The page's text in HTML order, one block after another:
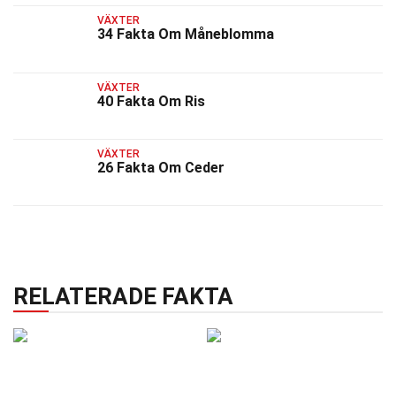
VÄXTER
34 Fakta Om Måneblomma
VÄXTER
40 Fakta Om Ris
VÄXTER
26 Fakta Om Ceder
RELATERADE FAKTA